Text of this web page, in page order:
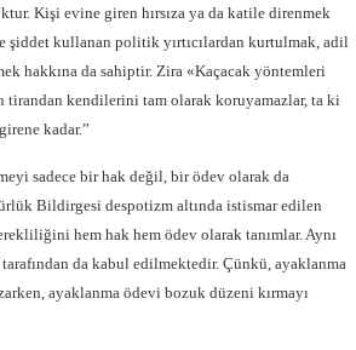
Kişi evine giren hırsıza ya da katile direnmek
şiddet kullanan politik yırtıcılardan kurtulmak, adil
hakkına da sahiptir. Zira «Kaçacak yöntemleri
tirandan kendilerini tam olarak koruyamazlar, ta ki
kadar.”
sadece bir hak değil, bir ödev olarak da
Bildirgesi despotizm altında istismar edilen
hem hak hem ödev olarak tanımlar. Aynı
da kabul edilmektedir. Çünkü, ayaklanma
ayaklanma ödevi bozuk düzeni kırmayı